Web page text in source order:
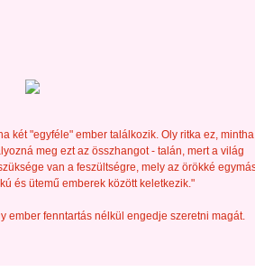
két "egyféle" ember találkozik. Oly ritka ez,
meg ezt az összhangot - talán, mert a világ
van a feszültségre, mely az örökké
és ütemű emberek között keletkezik."
ember fenntartás nélkül engedje szeretni magát.